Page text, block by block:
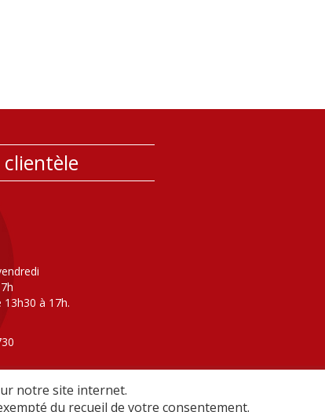
à 17h.
eau/assainissement
public )
notre site internet.
du recueil de votre consentement.